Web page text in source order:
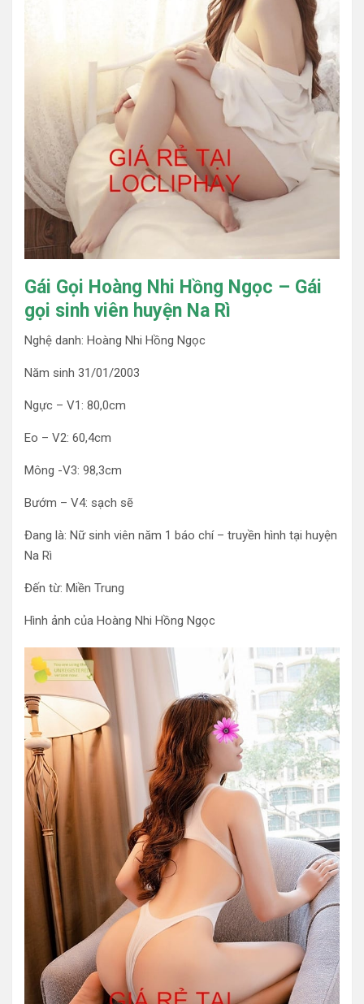
Gái Gọi Hoàng Nhi Hồng Ngọc – Gái
gọi sinh viên huyện Na Rì
Nghệ danh: Hoàng Nhi Hồng Ngọc
Năm sinh 31/01/2003
Ngực – V1: 80,0cm
Eo – V2: 60,4cm
Mông -V3: 98,3cm
Bướm – V4: sạch sẽ
Đang là: Nữ sinh viên năm 1 báo chí – truyền hình tại huyện
Na Rì
Đến từ: Miền Trung
Hình ảnh của Hoàng Nhi Hồng Ngọc